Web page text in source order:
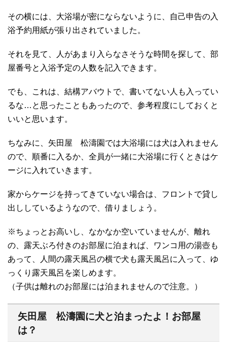
その横には、大浴場が密にならないように、自己申告の入
浴予約用紙が張り出されていました。
それを見て、人があまり入らなさそうな時間を探して、部
屋番号と入浴予定の人数を記入できます。
でも、これは、結構アバウトで、書いてない人も入ってい
るな…と思ったこともあったので、参考程度にしておくと
いいと思います。
ちなみに、矢田屋 松濤園では大浴場には犬は入れません
ので、順番に入るか、全員が一緒に大浴場に行くときはケ
ージに入れていきます。
家からケージを持ってきていない場合は、フロントで貸し
出ししているようなので、借りましょう。
※ちょっとお高いし、なかなか空いていませんが、離れ
の、露天ぶろ付きのお部屋に泊まれば、ワンコ用の湯壺も
あって、人間の露天風呂の横で犬も露天風呂に入って、ゆ
っくり露天風呂を楽しめます。
（子供は離れのお部屋には泊まれませんので注意。）
矢田屋 松濤園に犬と泊まったよ！お部屋
は？